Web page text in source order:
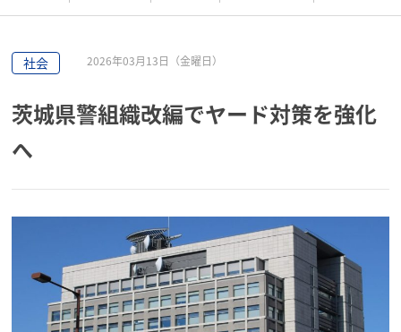
社会 2026年03月13日（金曜日）
茨城県警組織改編でヤード対策を強化
へ